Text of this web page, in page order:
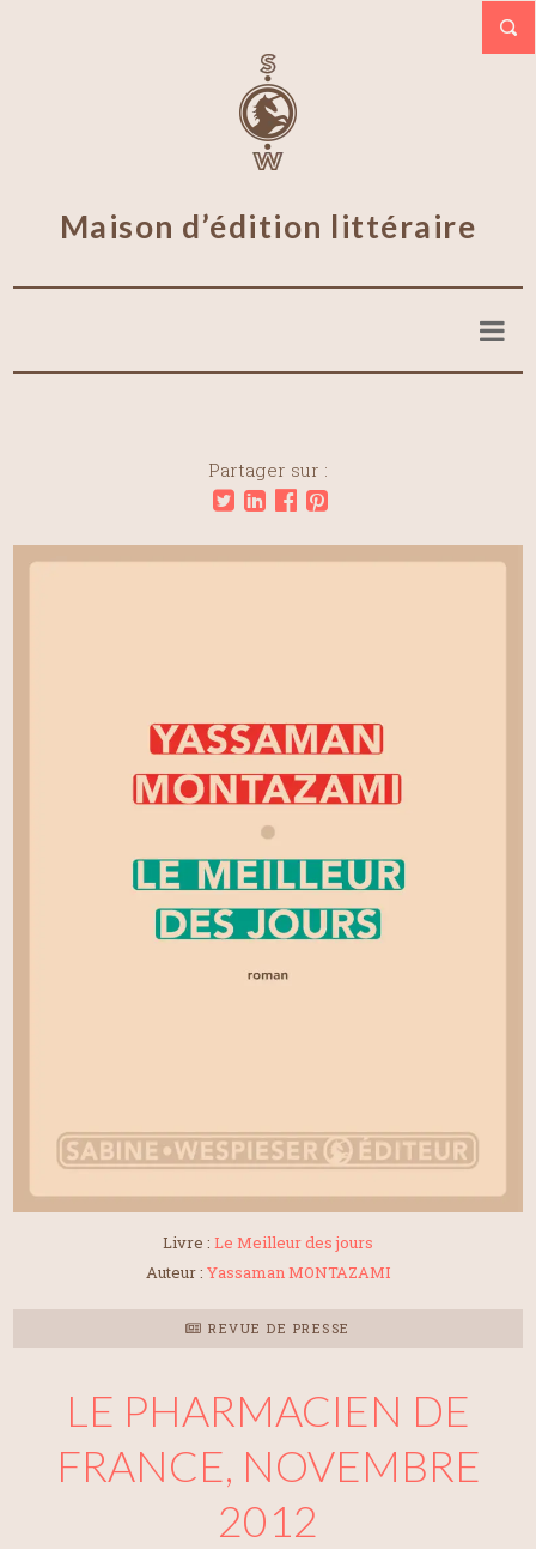
Maison d’édition littéraire
Partager sur :
Livre : Le Meilleur des jours
Auteur : Yassaman MONTAZAMI
REVUE DE PRESSE
LE PHARMACIEN DE
FRANCE, NOVEMBRE
2012